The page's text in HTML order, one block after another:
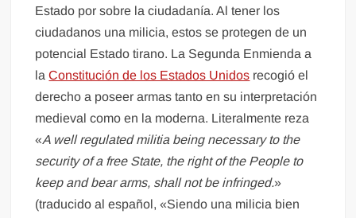
Estado por sobre la ciudadanía. Al tener los
ciudadanos una milicia, estos se protegen de un
potencial Estado tirano. La Segunda Enmienda a
laConstitución de los Estados Unidos recogió el
derecho a poseer armas tanto en su interpretación
medieval como en la moderna. Literalmente reza
«A well regulated militia being necessary to the
security of a free State, the right of the People to
keep and bear arms, shall not be infringed.»
(traducido al español, «Siendo una milicia bien